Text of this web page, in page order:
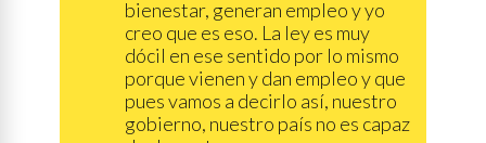
bienestar, generan empleo y yo
creo que es eso. La ley es muy
dócil en ese sentido por lo mismo
porque vienen y dan empleo y que
pues vamos a decirlo así, nuestro
gobierno, nuestro país no es capaz